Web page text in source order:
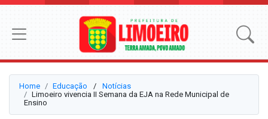
Home Educação ⠀/⠀ Notícias
Limoeiro vivencia II Semana da EJA na Rede Municipal de
Ensino